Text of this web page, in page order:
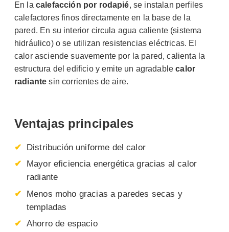
En la calefacción por rodapié, se instalan perfiles
calefactores finos directamente en la base de la
pared. En su interior circula agua caliente (sistema
hidráulico) o se utilizan resistencias eléctricas. El
calor asciende suavemente por la pared, calienta la
estructura del edificio y emite un agradablecalor
radiante sin corrientes de aire.
Ventajas principales
Distribución uniforme del calor
Mayor eficiencia energética gracias al calor
radiante
Menos moho gracias a paredes secas y
templadas
Ahorro de espacio